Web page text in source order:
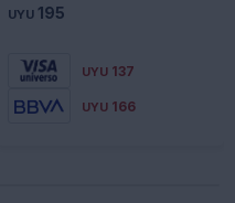
UYU 195
UYU 137
UYU 166